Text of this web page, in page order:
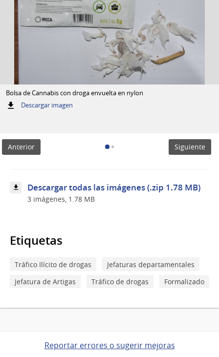
Bolsa de Cannabis con droga envuelta en nylon
Descargar imagen:
Anterior Siguiente
Descargar todas las imágenes (.zip 1.78 MB)
3 imágenes, 1.78 MB
Etiquetas
Tráfico Ilícito de drogas
Jefaturas departamentales
Jefatura de Artigas
Tráfico de drogas Formalizado
Reportar errores o sugerir mejoras